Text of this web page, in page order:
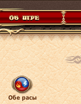
Обе расы